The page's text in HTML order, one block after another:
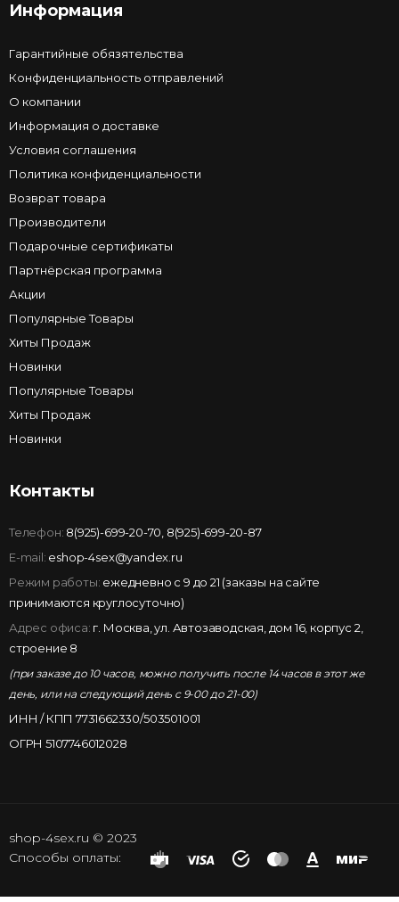
Информация
Гарантийные обязятельства
Конфиденциальность отправлений
О компании
Информация о доставке
Условия соглашения
Политика конфиденциальности
Возврат товара
Производители
Подарочные сертификаты
Партнёрская программа
Акции
Популярные Товары
Хиты Продаж
Новинки
Популярные Товары
Хиты Продаж
Новинки
Контакты
Телефон: 8(925)-699-20-70 8(925)-699-20-87
E-mail: eshop-4sex@yandex.ru
Режим работы: ежедневно с 9 до 21 (заказы на сайте
принимаются круглосуточно)
Адрес офиса: г. Москва, ул. Автозаводская, дом 16, корпус 2,
строение 8
(при заказе до 10 часов, можно получить после 14 часов в этот же
день, или на следующий день с 9-00 до 21-00)
ИНН / КПП 7731662330/503501001
ОГРН 5107746012028
shop-4sex.ru © 2023
Способы оплаты: